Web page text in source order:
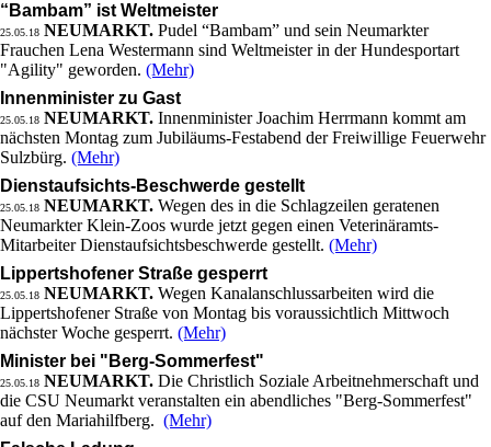
“Bambam” ist Weltmeister
25.05.18 NEUMARKT. Pudel “Bambam” und sein Neumarkter
Frauchen Lena Westermann sind Weltmeister in der Hundesportart
"Agility" geworden. (Mehr)
Innenminister zu Gast
25.05.18 NEUMARKT. Innenminister Joachim Herrmann kommt am
nächsten Montag zum Jubiläums-Festabend der Freiwillige Feuerwehr
Sulzbürg. (Mehr)
Dienstaufsichts-Beschwerde gestellt
25.05.18 NEUMARKT. Wegen des in die Schlagzeilen geratenen
Neumarkter Klein-Zoos wurde jetzt gegen einen Veterinäramts-
Mitarbeiter Dienstaufsichtsbeschwerde gestellt. (Mehr)
Lippertshofener Straße gesperrt
25.05.18 NEUMARKT. Wegen Kanalanschlussarbeiten wird die
Lippertshofener Straße von Montag bis voraussichtlich Mittwoch
nächster Woche gesperrt. (Mehr)
Minister bei "Berg-Sommerfest"
25.05.18 NEUMARKT. Die Christlich Soziale Arbeitnehmerschaft und
die CSU Neumarkt veranstalten ein abendliches "Berg-Sommerfest"
auf den Mariahilfberg. (Mehr)